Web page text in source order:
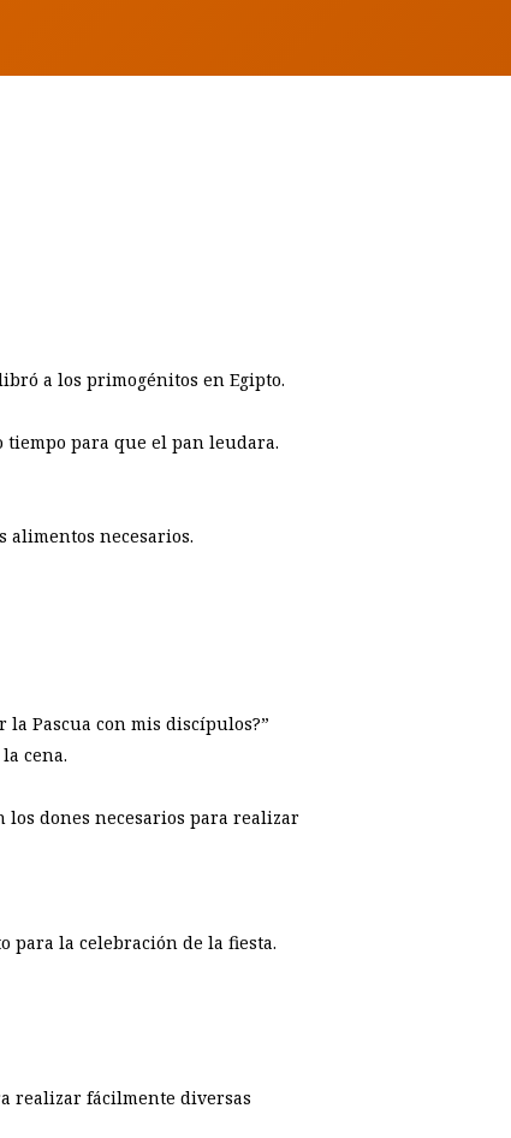
a los primogénitos en Egipto.
para que el pan leudara.
alimentos necesarios.
la Pascua con mis discípulos?”
cena.
los dones necesarios para realizar
para la celebración de la fiesta.
realizar fácilmente diversas